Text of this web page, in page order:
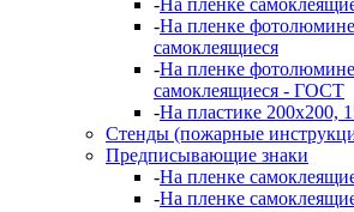
-На пленке
самоклеящиеся
-На пленке
самоклеящиеся - ГОСТ
-На пластике 200х200,
Стенды (пожарные
Предписывающие знаки
-На пленке
-На пленке